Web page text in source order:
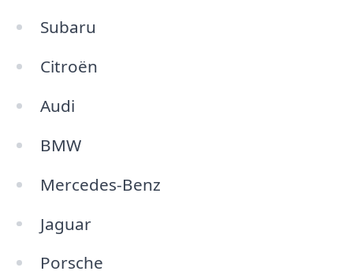
Subaru
Citroën
Audi
BMW
Mercedes-Benz
Jaguar
Porsche